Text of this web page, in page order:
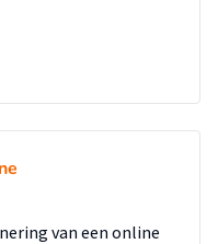
van een online